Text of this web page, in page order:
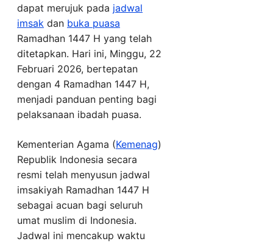
dapat merujuk pada jadwal
imsak dan buka puasa
Ramadhan 1447 H yang telah
ditetapkan. Hari ini, Minggu, 22
Februari 2026, bertepatan
dengan 4 Ramadhan 1447 H,
menjadi panduan penting bagi
pelaksanaan ibadah puasa.
Kementerian Agama (Kemenag)
Republik Indonesia secara
resmi telah menyusun jadwal
imsakiyah Ramadhan 1447 H
sebagai acuan bagi seluruh
umat muslim di Indonesia.
Jadwal ini mencakup waktu